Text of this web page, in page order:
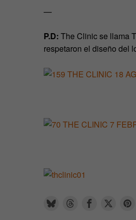
—
P.D: The Clinic se llama
respetaron el diseño del